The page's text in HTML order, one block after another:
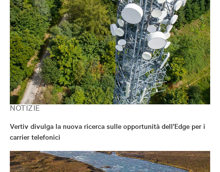
NOTIZIE
Vertiv divulga la nuova ricerca sulle opportunità dell’Edge per i
carrier telefonici